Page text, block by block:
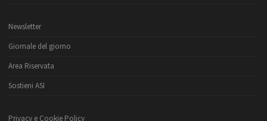
Newsletter
Giornale del giorno
Area Riservata
Sostieni ASI
Privacy e Cookie Policy